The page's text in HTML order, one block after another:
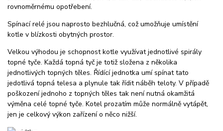
rovnoměrnému opotřebení.
Spínací relé jsou naprosto bezhlučná, což umožňuje umístění
kotle v blízkosti obytných prostor.
Velkou výhodou je schopnost kotle využívat jednotlivé spirály
topné tyče. Každá topná tyč je totiž složena z několika
jednotlivých topných těles. Řídící jednotka umí spínat tato
jedotlivá topná telesa a plynule tak řídit náběh teloty. V případě
poškození jednoho z topných těles tak není nutná okamžitá
výměna celé topné tyče. Kotel prozatím může normálně vytápět,
jen je celkový výkon zařízení o něco nižší.